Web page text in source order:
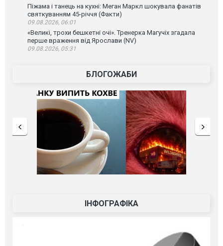
Піжама і танець на кухні: Меган Маркл шокувала фанатів
святкуванням 45-річчя (Факти)
09.08.2026, 06:01
«Великі, трохи бешкетні очі». Тренерка Магучіх згадала
перше враження від Ярослави (NV)
09.08.2026, 05:31
БЛОГОЖАБИ
ІНФОГРАФІКА